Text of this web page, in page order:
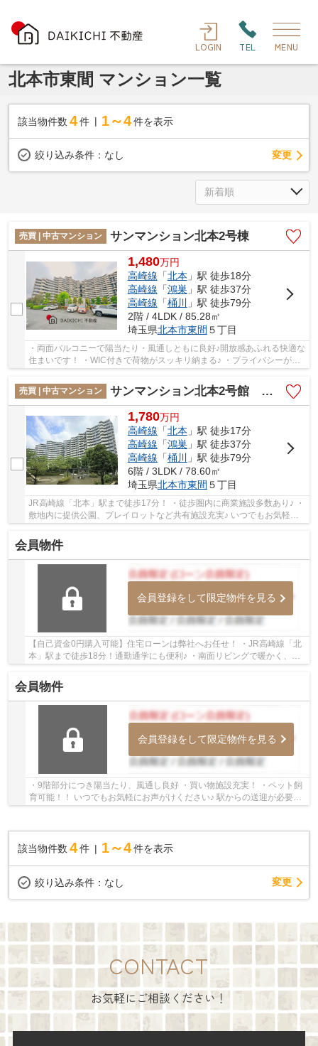
LOGIN TEL MENU
北本市東間 マンション一覧
該当物件数 4件 1～4 件を表示
絞り込み条件： なし 変更
売買 | 中古マンション サンマンション北本2号棟
1,480万円
高崎線 「北本 」駅 徒歩18分
高崎線 「鴻巣 」駅 徒歩37分
高崎線 「桶川
」駅 徒歩79分
2階 / 4LDK / 85.28㎡
埼玉県北本市東間 ５丁目
・両面バルコニーで陽当たり・風通しともに良好♪開放感あふれる快適な
住まいです！ ・WIC付きで荷物がスッキリ納まる♪ ・プライバシーが配
慮される玄関ポーチ付き！！ いつでもお気軽...
売買 | 中古マンション
サンマンション北本2号館 中古マンション
1,780万円
高崎線 「北本 」駅 徒歩17分
高崎線 「鴻巣 」駅 徒歩37分
高崎線 「桶川 」駅 徒歩79分
6階 / 3LDK / 78.60㎡
埼玉県北本市東間 ５丁目
JR高崎線「北本」駅まで徒歩17分！ ・徒歩圏内に商業施設多数あり♪ ・
敷地内に提供公園、プレイロットなど共有施設充実♪ いつでもお気軽に
お声がけください♪ 駅からの送迎が必要なお...
会員物件
会員登録をして限定物件を見る
【自己資金0円購入可能】住宅ローンは弊社へお任せ！ ・JR高崎線「北
本」駅まで徒歩18分！通勤通学にも便利♪ ・南面リビングで暖かく、明
会員物件
会員登録をして限定物件を見る
・9階部分につき陽当たり、風通し良好 ・買い物施設充実！ ・ペット飼
育可能！！ いつでもお気軽にお声がけください♪ 駅からの送迎が必要な
該当物件数 4件 1～4 件を表示
絞り込み条件： なし 変更
CONTACT
お気軽にご相談ください！